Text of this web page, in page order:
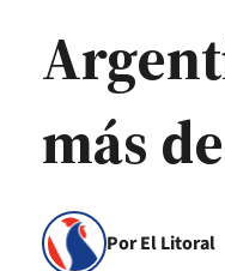
más
Por El Litoral